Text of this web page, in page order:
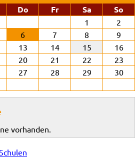
ttwochDonnerstag
Freitag SamstagSo
1
2
6 7 8
9
13 14 15
16
20 21 22
23
27 28 29
30
vorhanden.